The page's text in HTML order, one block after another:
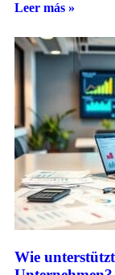
Leer más »
Wie